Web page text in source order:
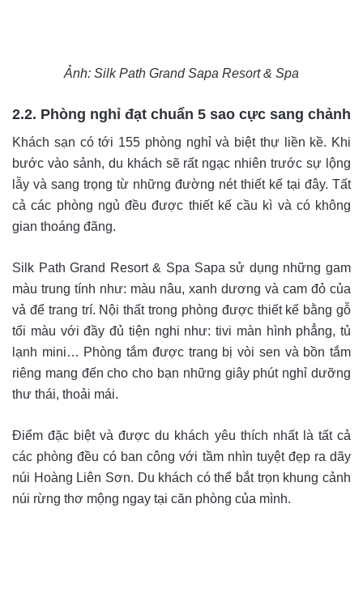
Ảnh: Silk Path Grand Sapa Resort & Spa
2.2. Phòng nghỉ đạt chuẩn 5 sao cực sang chảnh
Khách sạn có tới 155 phòng nghỉ và biệt thự liền kề. Khi
bước vào sảnh, du khách sẽ rất ngạc nhiên trước sự lộng
lẫy và sang trọng từ những đường nét thiết kế tại đây. Tất
cả các phòng ngủ đều được thiết kế cầu kì và có không
gian thoáng đãng.
Silk Path Grand Resort & Spa Sapa sử dụng những gam
màu trung tính như: màu nâu, xanh dương và cam đỏ của
vả để trang trí. Nội thất trong phòng được thiết kế bằng gỗ
tối màu với đầy đủ tiện nghi như: tivi màn hình phẳng, tủ
lạnh mini… Phòng tắm được trang bị vòi sen và bồn tắm
riêng mang đến cho cho bạn những giây phút nghỉ dưỡng
thư thái, thoải mái.
Điểm đặc biệt và được du khách yêu thích nhất là tất cả
các phòng đều có ban công với tầm nhìn tuyệt đẹp ra dãy
núi Hoàng Liên Sơn. Du khách có thể bắt trọn khung cảnh
núi rừng thơ mộng ngay tại căn phòng của mình.